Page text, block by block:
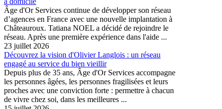
Âge d'Or Services continue de développer son réseau
d’agences en France avec une nouvelle implantation à
Châteauroux. Tatiana NOEL a décidé de rejoindre le
réseau. Après une première expérience dans l'aide ...
23 juillet 2026
Découvrez la vision d'Olivier Langlois : un réseau
engagé au service du bien vieillir
Depuis plus de 35 ans, Âge d'Or Services accompagne
les personnes âgées, les personnes fragilisées et leurs
proches avec une conviction forte : permettre à chacun
de vivre chez soi, dans les meilleures ...